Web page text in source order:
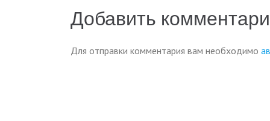
по
записям
Добавить
Для отправки комментария вам необходимо